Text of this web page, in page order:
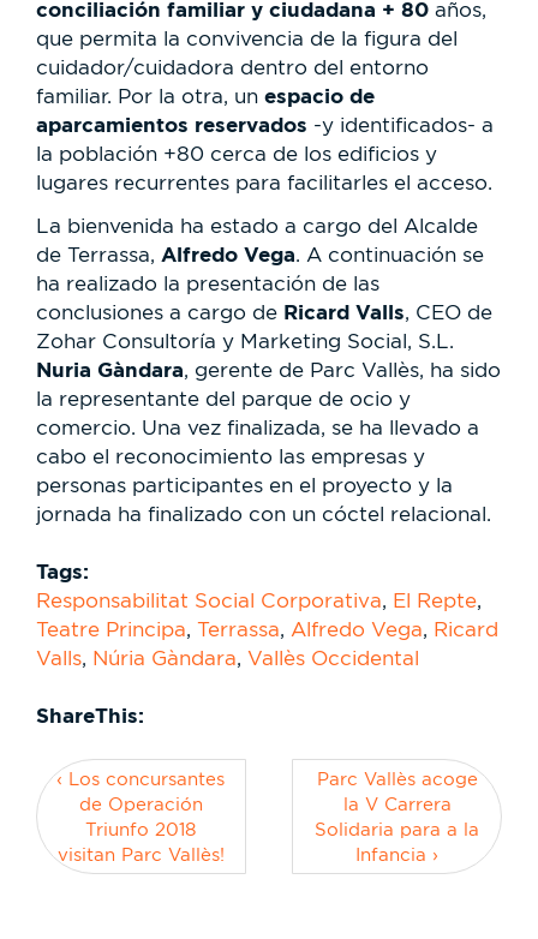
conciliación familiar y ciudadana + 80 años,
que permita la convivencia de la figura del
cuidador/cuidadora dentro del entorno
familiar. Por la otra, un espacio de
aparcamientos reservados -y identificados- a
la población +80 cerca de los edificios y
lugares recurrentes para facilitarles el acceso.
La bienvenida ha estado a cargo del Alcalde
de Terrassa, Alfredo Vega. A continuación se
ha realizado la presentación de las
conclusiones a cargo de Ricard Valls, CEO de
Zohar Consultoría y Marketing Social, S.L.
Nuria Gàndara, gerente de Parc Vallès, ha sido
la representante del parque de ocio y
comercio. Una vez finalizada, se ha llevado a
cabo el reconocimiento las empresas y
personas participantes en el proyecto y la
jornada ha finalizado con un cóctel relacional.
Tags:
Responsabilitat Social Corporativa, El Repte,
Teatre Principa, Terrassa, Alfredo Vega, Ricard
Valls, Núria Gàndara, Vallès Occidental
ShareThis:
‹ Los concursantes
de Operación
Triunfo 2018
visitan Parc Vallès!
Parc Vallès acoge
la V Carrera
Solidaria para a la
Infancia ›